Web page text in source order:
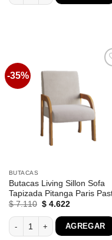
$ 8.670.$ 5.636.
-35%
BUTACAS
Butacas Living Sillon Sofa
Tapizada Pitanga Paris
$7.110 El
original
era:
$ 7.110.
$4.622El
actual
es:
$ 4.622.
Butacas Living Sillon Sofa
AGREGAR